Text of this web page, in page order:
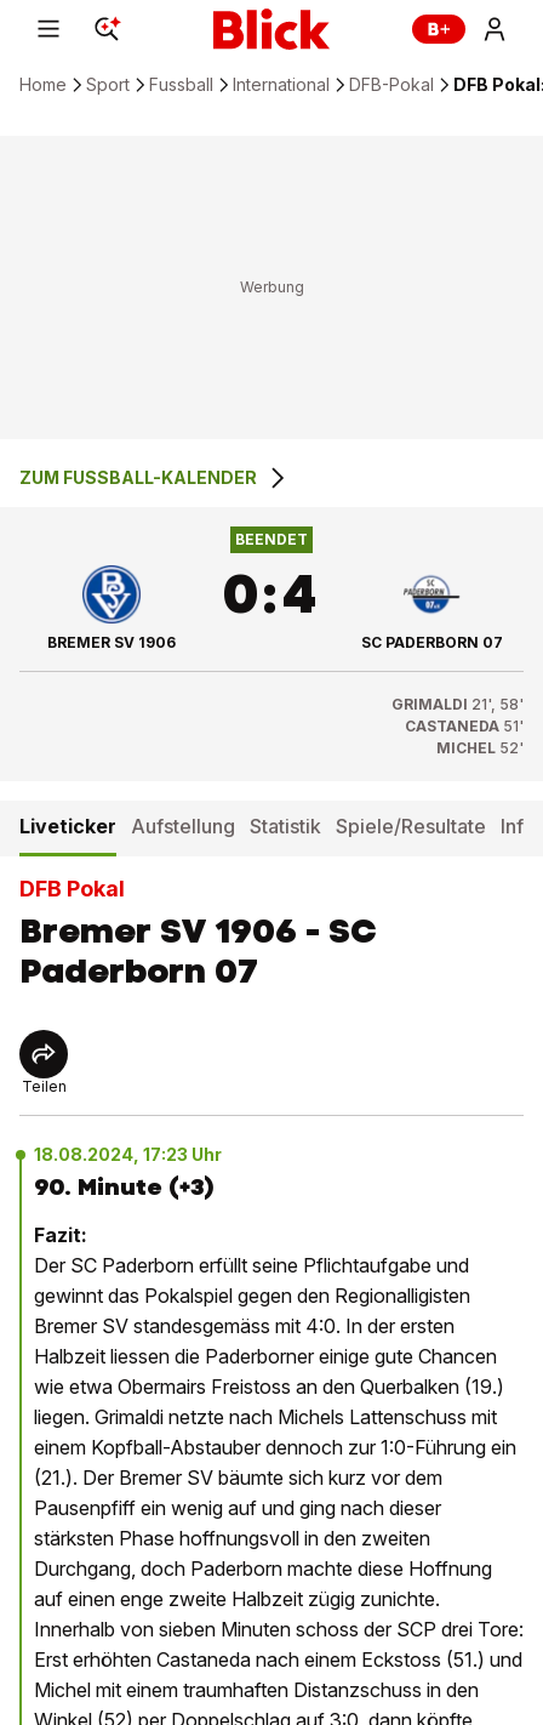
Home Sport Fussball International DFB-Pokal DFB
0 :4
ZUM FUSSBALL-KALENDER
BREMER SV 1906
BEENDET
0:4
SC PADERBORN 07
GRIMALDI 21', 58'
CASTANEDA 51'
MICHEL 52'
Liveticker Aufstellung Statistik Spiele/Resultate
DFB Pokal
Bremer SV 1906 - SC
Paderborn 07
Teilen
18.08.2024, 17:23 Uhr
90. Minute (+3)
Fazit:
Der SC Paderborn erfüllt seine Pflichtaufgabe und
gewinnt das Pokalspiel gegen den Regionalligisten
Bremer SV standesgemäss mit 4:0. In der ersten
Halbzeit liessen die Paderborner einige gute Chancen
wie etwa Obermairs Freistoss an den Querbalken (19.)
liegen. Grimaldi netzte nach Michels Lattenschuss mit
einem Kopfball-Abstauber dennoch zur 1:0-Führung ein
(21.). Der Bremer SV bäumte sich kurz vor dem
Pausenpfiff ein wenig auf und ging nach dieser
stärksten Phase hoffnungsvoll in den zweiten
Durchgang, doch Paderborn machte diese Hoffnung
auf einen enge zweite Halbzeit zügig zunichte.
Innerhalb von sieben Minuten schoss der SCP drei Tore:
Erst erhöhten Castaneda nach einem Eckstoss (51.) und
Michel mit einem traumhaften Distanzschuss in den
Winkel (52) per Doppelschlag auf 3:0, dann köpfte